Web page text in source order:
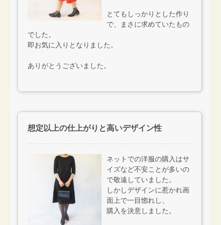
とてもしっかりとした作り
で、まさに求めていたもの
でした。
即お気に入りとなりました。
ありがとうございました。
想定以上の仕上がりと高いデザイン性
ネットでの洋服の購入はサ
イズなど不安ことが多いの
で敬遠していました。
しかしデザインに惹かれ画
面上で一目惚れし、
購入を決意しました。